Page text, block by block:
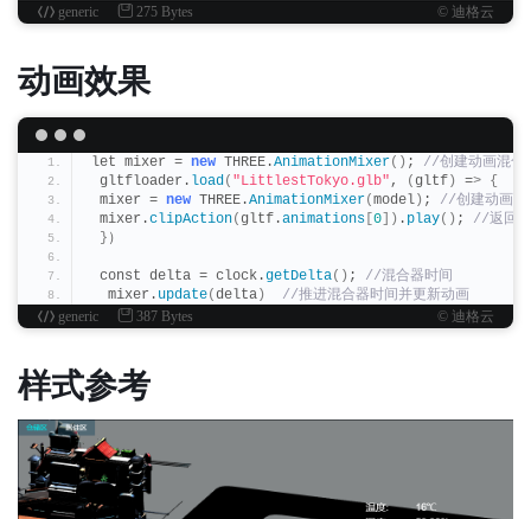
generic
275 Bytes © 迪格云
动画效果
let mixer = new THREE.AnimationMixer() ;
//创建动画混合
gltfloader. load( "LittlestTokyo.glb" , ( gltf) => {
mixer = new THREE.AnimationMixer(model) ;
//创建动画混
mixer.clipAction( gltf.animations [0]) . play() ;
//返回所
} ）
const delta = clock.getDelta() ;
//混合器时间
  mixer.
update(delta)
//推进混合器时间并更新动画
generic
387 Bytes © 迪格云
样式参考